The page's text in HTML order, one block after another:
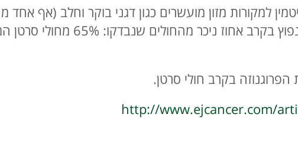
למקורות מזון מועשרים כגון דגני בוקר וחלב (אף אחד
http://www.ejcancer.com/